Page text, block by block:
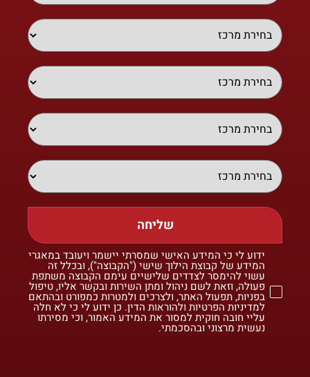
שליחה
ידוע לי כי המידע האישי שמסרתי יישמר ויעובד במאגרי
המידע של קבוצת הילוך שישי ("הקבוצה"), ובכלל זה
עשוי להימסר לצדדים שלישיים עימם הקבוצה משתפת
פעולה, וזאת לשם ניהול ומתן השירות ובקשר אליו, טיפול
בפניות, תפעול האתר, ולצרכים ולמטרות כמפורט ובהתאם
למדיניות הפרטיות ולהוראות הדין. כן ידוע לי כי לא חלה
עליי חובה חוקית למסור את המידע האמור, וכי מסירתו
נעשית מרצוני ובהסכמתי.